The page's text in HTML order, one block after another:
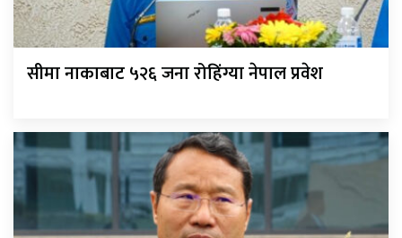
सीमा नाकाबाट ५२६ जना रोहिंग्या नेपाल प्रवेश